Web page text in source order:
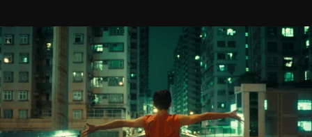
Special Screenings
流動影像藏品